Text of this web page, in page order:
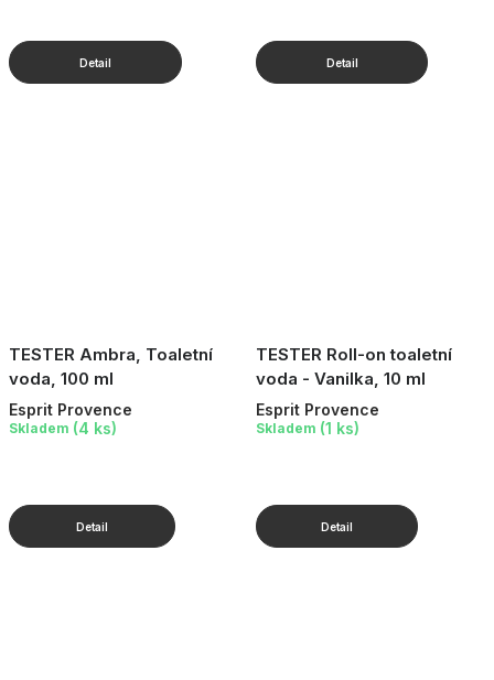
TESTER Ambra, Toaletní
voda, 100 ml
Esprit Provence
Skladem (4 ks)
TESTER Roll-on toaletní
voda - Vanilka, 10 ml
Esprit Provence
Skladem (1 ks)